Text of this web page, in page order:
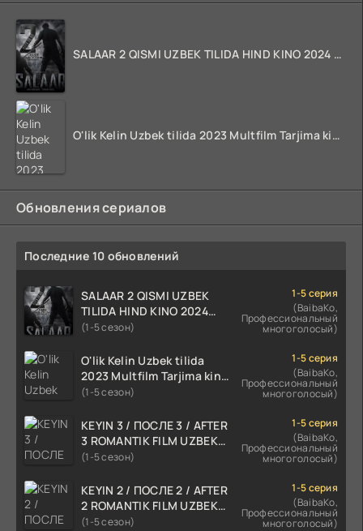
SALAAR 2 QISMI UZBEK TILIDA HIND KINO 2024 TARJIMA 720p HD Skachat
O'lik Kelin Uzbek tilida 2023 Multfilm Tarjima kino skachat
Обновления сериалов
Последние 10 обновлений
SALAAR 2 QISMI UZBEK
TILIDA HIND KINO 2024
TARJIMA 720p HD Skachat
(1-5 сезон)
1-5 серия
(BaibaKo,
Профессиональный
многоголосый)
O'lik Kelin Uzbek tilida
2023 Multfilm Tarjima kino
skachat
(1-5 сезон)
1-5 серия
(BaibaKo,
Профессиональный
многоголосый)
KEYIN 3 / ПОСЛЕ 3 / AFTER
3 ROMANTIK FILM UZBEK
TILIDA 2021 TARJIMA FILM
(1-5 сезон)
1-5 серия
(BaibaKo,
Профессиональный
многоголосый)
KEYIN 2 / ПОСЛЕ 2 / AFTER
2 ROMANTIK FILM UZBEK
TILIDA 2020 TARJIMA FILM
(1-5 сезон)
1-5 серия
(BaibaKo,
Профессиональный
многоголосый)